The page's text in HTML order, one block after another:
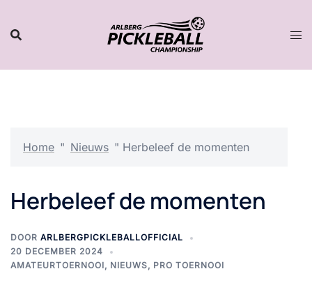
inhoud
gaan
Home " Nieuws " Herbeleef de momenten
Herbeleef de momenten
DOOR ARLBERGPICKLEBALLOFFICIAL
20 DECEMBER 2024
AMATEURTOERNOOI, NIEUWS, PRO TOERNOOI